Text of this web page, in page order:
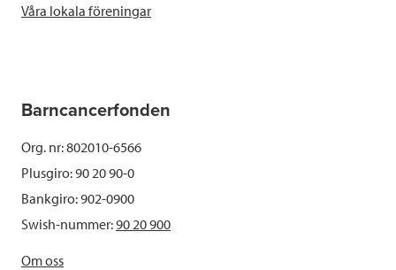
Våra lokala föreningar
Barncancerfonden
Org. nr: 802010-6566
Plusgiro: 90 20 90-0
Bankgiro: 902-0900
Swish-nummer:90 20 900
Om oss